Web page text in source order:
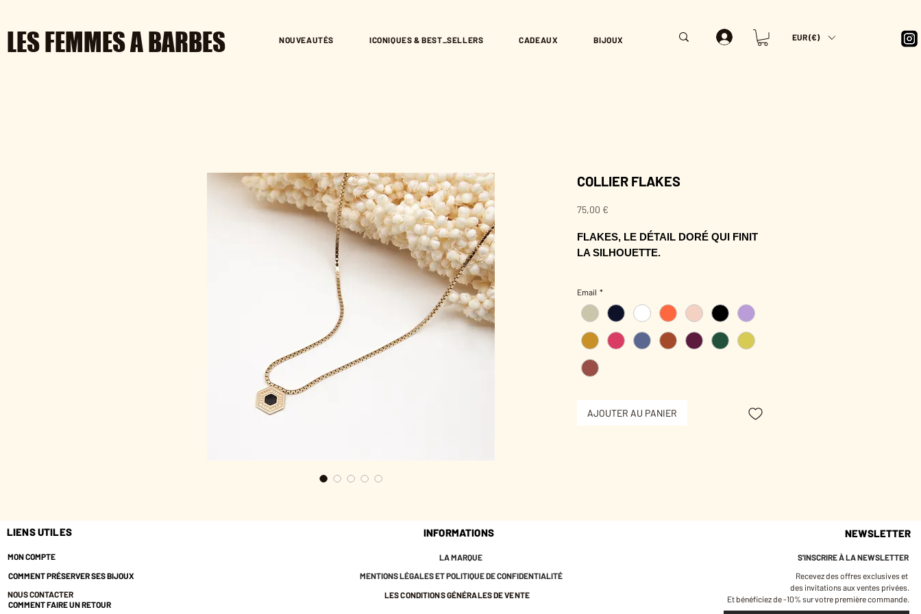
LES FEMMES A BARBES NOUVEAUTÉS ICONIQUES & BEST_SELLERS CADEAUX BIJOUX EUR (€)
COLLIER FLAKES
75,00 €
FLAKES, LE DÉTAIL DORÉ QUI FINIT
LA SILHOUETTE.
Un coup d’éclat facile, pensé pour réveiller
le quotidien sans trop en faire.
Laiton plaqué or de couleur Champagne.
Médaillon émaillé à la main de 0,9 cm
environ.
Plaqué or 3 microns.
Email *
AJOUTER AU PANIER
LIENS UTILES
MON COMPTE
COMMENT PRÉSERVER SES BIJOUX
NOUS CONTACTER
COMMENT FAIRE UN RETOUR
INFORMATIONS
LA MARQUE
MENTIONS LÉGALES ET POLITIQUE DE CONFIDENTIALITÉ
LES CONDITIONS GÉNÉRALES DE VENTE
NEWSLETTER
S'INSCRIRE À LA NEWSLETTER
Recevez des offres exclusives et
des invitations aux ventes privées.
Et bénéficiez de -10% sur votre première commande.